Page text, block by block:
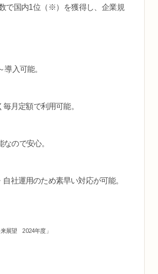
で国内1位（※）を獲得し、企業規
入可能。
月定額で利用可能。
ので安心。
社運用のため素早い対応が可能。
展望 2024年度」